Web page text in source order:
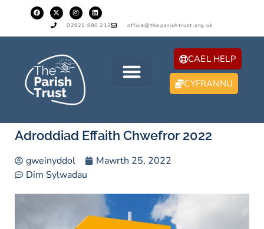
02921 880 212 office@theparishtrust.org.uk
CAEL HELP
CYFRANNU
Adroddiad Effaith Chwefror 2022
gweinyddol
Mawrth 25, 2022
Dim Sylwadau